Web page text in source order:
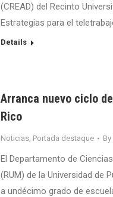
(CREAD) del Recinto
Estrategias para el
Details
Arranca nuevo ciclo
Rico
Noticias, Portada destaque By
El Departamento de
(RUM) de la Universidad de
a undécimo grado de